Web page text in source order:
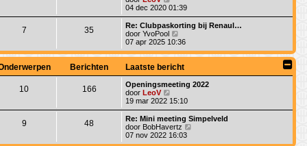
e
b
r
i
c
h
t
e
h
e
k
i
j
k
a
a
t
t
e
b
r
i
c
04 dec 2020 01:39
7 35
Re: Clubpaskorting bij Renaul…
door YvoPool
e
k
i
j
k
l
a
t
e
b
07 apr 2025 10:36
Berichten Laatste bericht
10 166
Openingsmeeting 2022
door LeoV
e
k
i
j
k
19 mar 2022 15:10
9 48
Re: Mini meeting Simpelveld
door BobHavertz
k
07 nov 2022 16:03